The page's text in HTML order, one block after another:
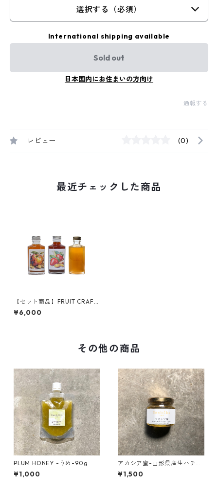
選択する（必須）
International shipping available
Sold out
日本国内にお住まいの方向け
通報する
レビュー (0)
最近チェックした商品
【セット商品】FRUIT CRAFT
GINGER 200ml 2本セット
¥6,000
その他の商品
PLUM HONEY -うめ-90g
¥1,000
アカシア蜜-山形県産生ハチミ
ツ-70g
¥1,500